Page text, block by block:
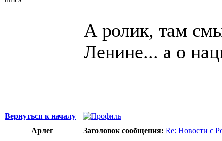
А ролик, там
Ленине... а о
Вернуться к началу
Арлег
Заголовок сообщения: Re: Новости с